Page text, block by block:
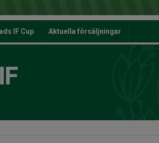
IF Cup Aktuella försäljningar